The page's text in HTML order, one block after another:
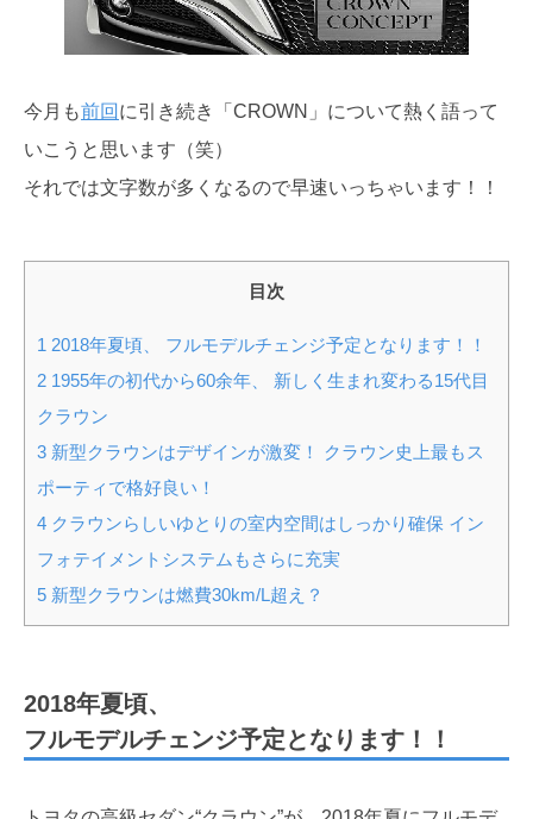
今月も前回 に引き続き「CROWN」について熱く語って
いこうと思います（笑）
それでは文字数が多くなるので早速いっちゃいます！！
目次
1 2018年夏頃、 フルモデルチェンジ予定となります！！
2 1955年の初代から60余年、 新しく生まれ変わる15代目
クラウン
3 新型クラウンはデザインが激変！ クラウン史上最もス
ポーティで格好良い！
4 クラウンらしいゆとりの室内空間はしっかり確保 イン
フォテイメントシステムもさらに充実
5 新型クラウンは燃費30km/L超え？
2018年夏頃、
フルモデルチェンジ予定となります！！